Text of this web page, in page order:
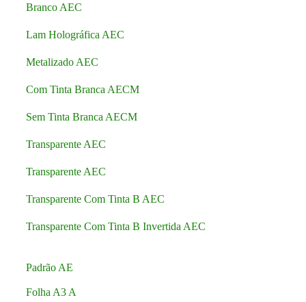
Branco AEC
Lam Holográfica AEC
Metalizado AEC
Com Tinta Branca AECM
Sem Tinta Branca AECM
Transparente AEC
Transparente AEC
Transparente Com Tinta B AEC
Transparente Com Tinta B Invertida AEC
Padrão AE
Folha A3 A